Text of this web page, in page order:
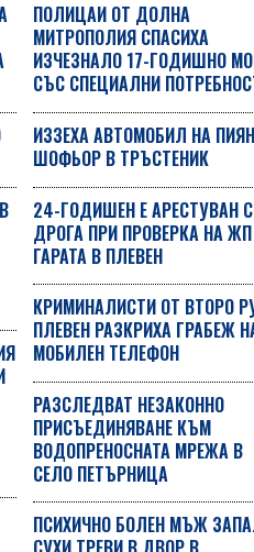
ПОЛИЦАИ ОТ ДОЛНА
МИТРОПОЛИЯ СПАСИХА
ИЗЧЕЗНАЛО 17-ГОДИШНО
СЪС СПЕЦИАЛНИ
ИЗЗЕХА АВТОМОБИЛ НА ПИЯН
ШОФЬОР В ТРЪСТЕНИК
24-ГОДИШЕН Е АРЕСТУВАН С
ДРОГА ПРИ ПРОВЕРКА НА ЖП
ГАРАТА В ПЛЕВЕН
КРИМИНАЛИСТИ ОТ ВТОРО
ПЛЕВЕН РАЗКРИХА ГРАБЕЖ
МОБИЛЕН ТЕЛЕФОН
РАЗСЛЕДВАТ НЕЗАКОННО
ПРИСЪЕДИНЯВАНЕ КЪМ
ВОДОПРЕНОСНАТА МРЕЖА В
СЕЛО ПЕТЪРНИЦА
ПСИХИЧНО БОЛЕН МЪЖ